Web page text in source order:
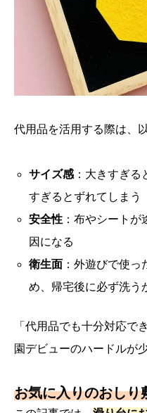
代用品を活用する際は、
サイズ感：大きすぎる
すぎるとずれてしまう
安全性：布やシートが
因になる
衛生面：外遊びで使っ
め、帰宅後に必ず洗う
「代用品でも十分対応で
園デビューのハードルが
お気に入りのおしり